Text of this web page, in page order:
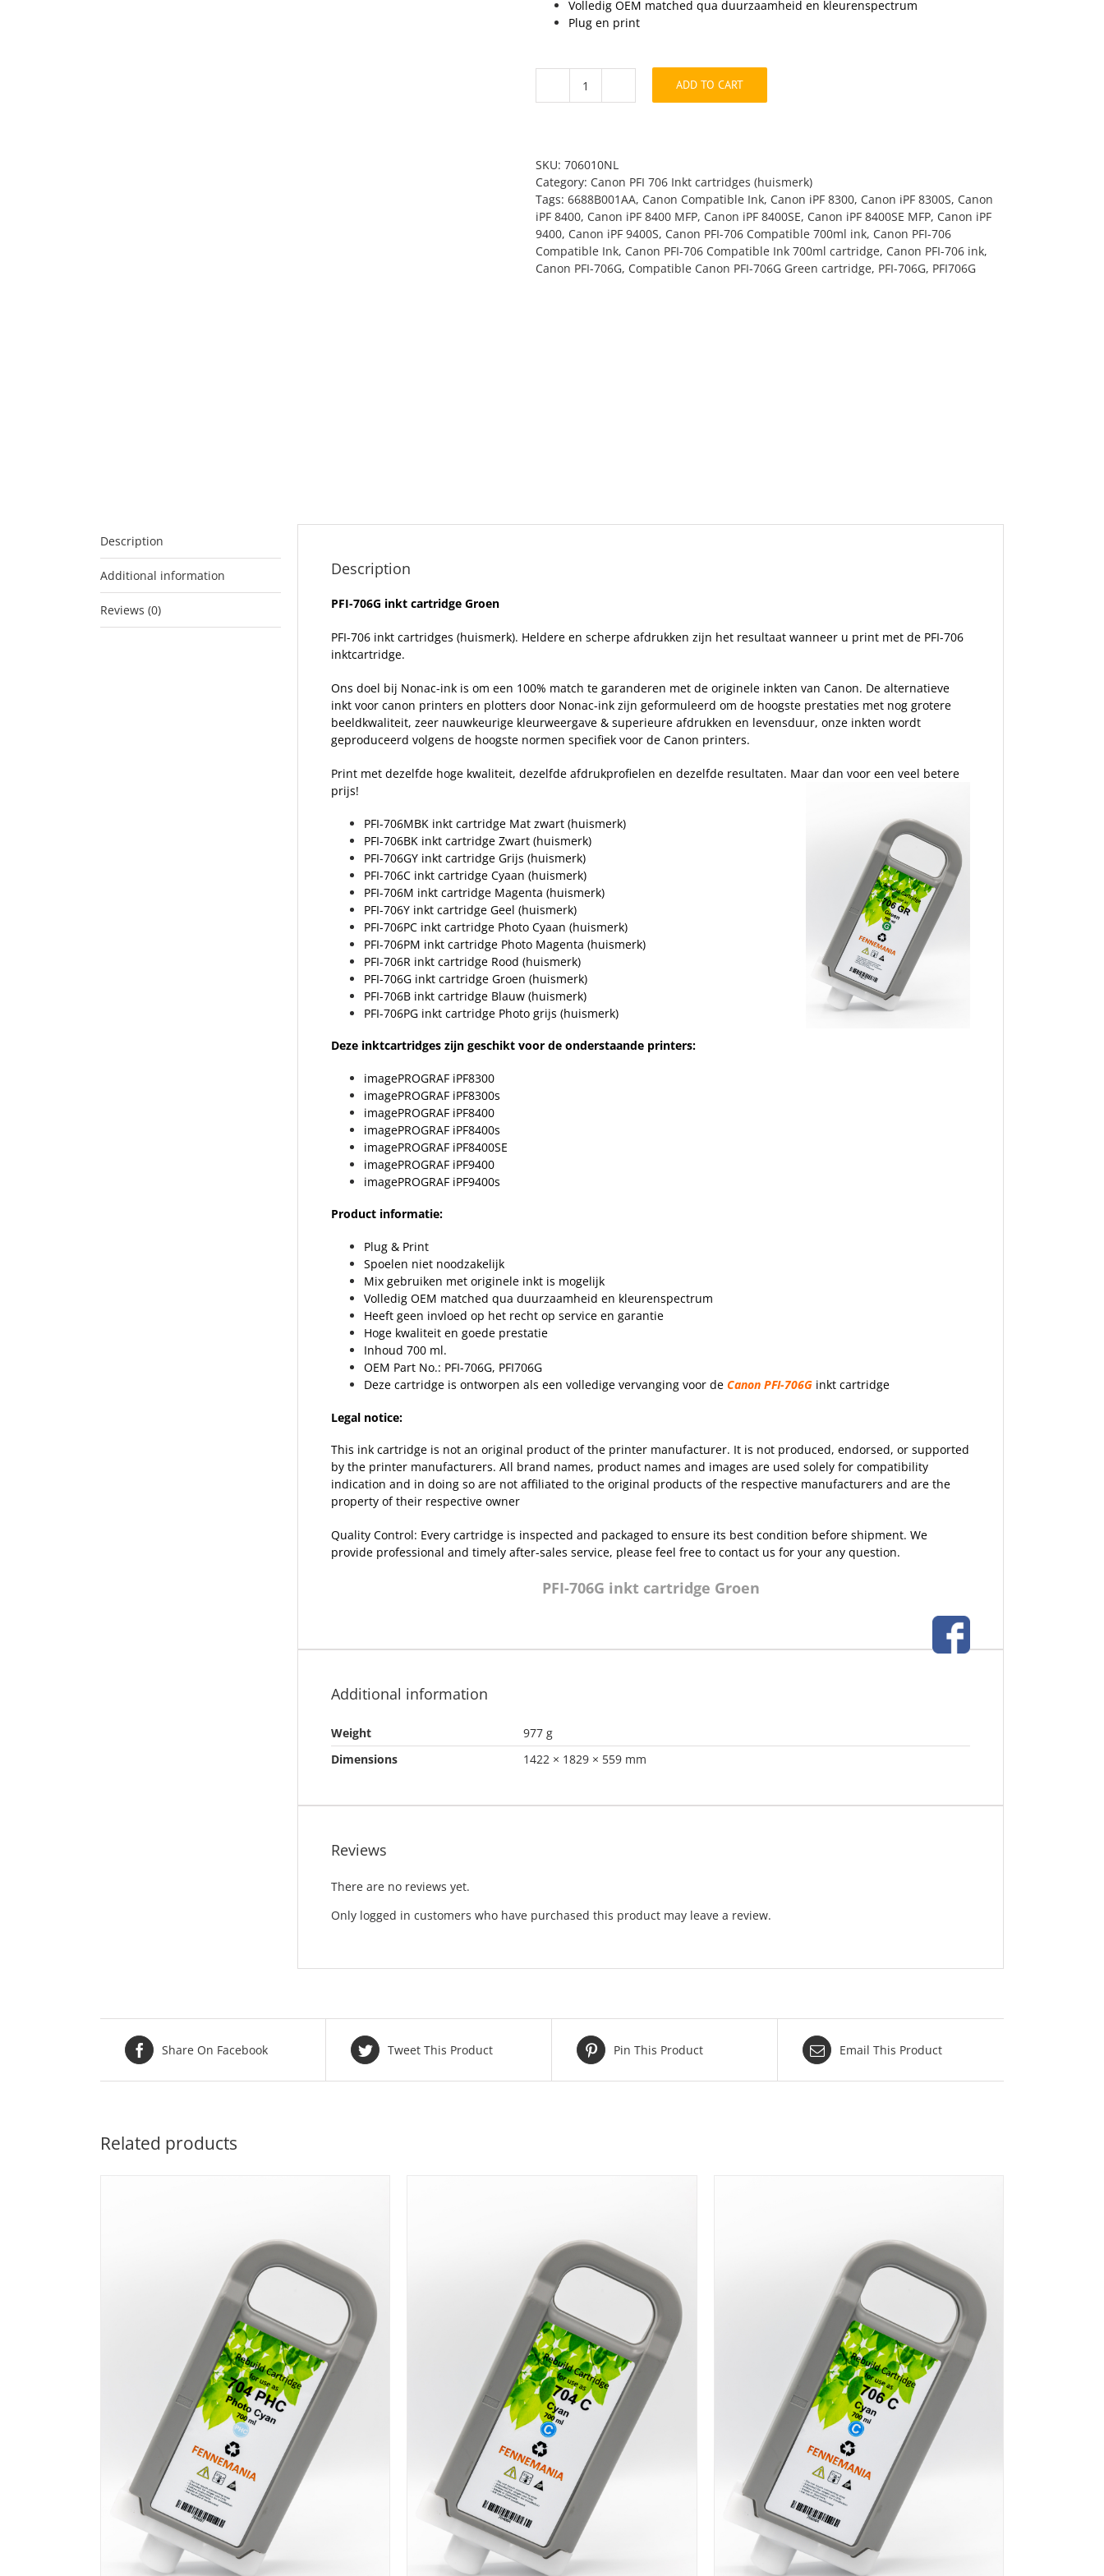
Volledig OEM matched qua duurzaamheid en kleurenspectrum
Plug en print
PFI-
Groen
quantity
ADD TO CART
SKU: 706010NL
Category: Canon PFI 706 Inkt cartridges (huismerk)
Tags: 6688B001AA, Canon Compatible Ink, Canon iPF 8300, Canon iPF 8300S, Canon
iPF 8400, Canon iPF 8400 MFP, Canon iPF 8400SE, Canon iPF 8400SE MFP, Canon iPF
9400, Canon iPF 9400S, Canon PFI-706 Compatible 700ml ink, Canon PFI-706
Compatible Ink, Canon PFI-706 Compatible Ink 700ml cartridge, Canon PFI-706 ink,
Canon PFI-706G, Compatible Canon PFI-706G Green cartridge, PFI-706G, PFI706G
Description
Additional information
Reviews (0)
Description
PFI-706G inkt cartridge Groen
PFI-706 inkt cartridges (huismerk). Heldere en scherpe afdrukken zijn het resultaat wanneer u print met de PFI-706
inktcartridge.
Ons doel bij Nonac-ink is om een 100% match te garanderen met de originele inkten van Canon. De alternatieve
inkt voor canon printers en plotters door Nonac-ink zijn geformuleerd om de hoogste prestaties met nog grotere
beeldkwaliteit, zeer nauwkeurige kleurweergave & superieure afdrukken en levensduur, onze inkten wordt
geproduceerd volgens de hoogste normen specifiek voor de Canon printers.
Print met dezelfde hoge kwaliteit, dezelfde afdrukprofielen en dezelfde resultaten. Maar dan voor een veel betere
prijs!
PFI-706MBK inkt cartridge Mat zwart (huismerk)
PFI-706BK inkt cartridge Zwart (huismerk)
PFI-706GY inkt cartridge Grijs (huismerk)
PFI-706C inkt cartridge Cyaan (huismerk)
PFI-706M inkt cartridge Magenta (huismerk)
PFI-706Y inkt cartridge Geel (huismerk)
PFI-706PC inkt cartridge Photo Cyaan (huismerk)
PFI-706PM inkt cartridge Photo Magenta (huismerk)
PFI-706R inkt cartridge Rood (huismerk)
PFI-706G inkt cartridge Groen (huismerk)
PFI-706B inkt cartridge Blauw (huismerk)
PFI-706PG inkt cartridge Photo grijs (huismerk)
Deze inktcartridges zijn geschikt voor de onderstaande printers:
imagePROGRAF iPF8300
imagePROGRAF iPF8300s
imagePROGRAF iPF8400
imagePROGRAF iPF8400s
imagePROGRAF iPF8400SE
imagePROGRAF iPF9400
imagePROGRAF iPF9400s
Product informatie:
Plug & Print
Spoelen niet noodzakelijk
Mix gebruiken met originele inkt is mogelijk
Volledig OEM matched qua duurzaamheid en kleurenspectrum
Heeft geen invloed op het recht op service en garantie
Hoge kwaliteit en goede prestatie
Inhoud 700 ml.
OEM Part No.: PFI-706G, PFI706G
Deze cartridge is ontworpen als een volledige vervanging voor de Canon PFI-706G inkt cartridge
Legal notice:
This ink cartridge is not an original product of the printer manufacturer. It is not produced, endorsed, or supported
by the printer manufacturers. All brand names, product names and images are used solely for compatibility
indication and in doing so are not affiliated to the original products of the respective manufacturers and are the
property of their respective owner
Quality Control: Every cartridge is inspected and packaged to ensure its best condition before shipment. We
provide professional and timely after-sales service, please feel free to contact us for your any question.
PFI-706G inkt cartridge Groen
Additional information
Weight
977 g
Dimensions
1422 × 1829 × 559 mm
Reviews
There are no reviews yet.
Only logged in customers who have purchased this product may leave a review.
Share On Facebook Tweet This Product Pin This Product Email This Product
Related products